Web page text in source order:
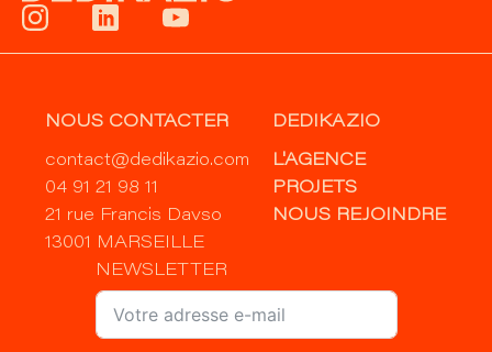
NOUS CONTACTER
contact@dedikazio.com
04 91 21 98 11
21 rue Francis Davso
13001 MARSEILLE
DEDIKAZIO
L'AGENCE
PROJETS
NOUS REJOINDRE
NEWSLETTER